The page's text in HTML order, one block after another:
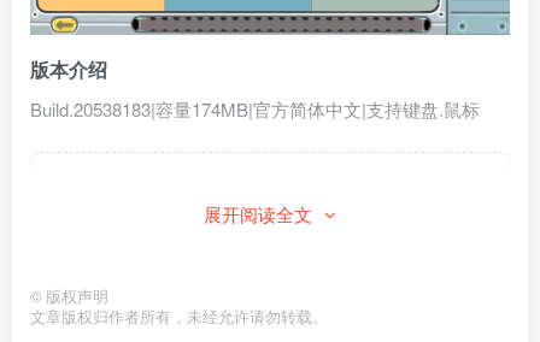
版本介绍
Build.20538183|容量174MB|官方简体中文|支持键盘.鼠标
展开阅读全文
© 版权声明
文章版权归作者所有，未经允许请勿转载。